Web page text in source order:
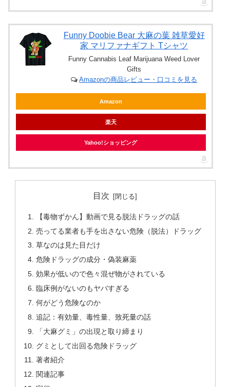
Funny Doobie Bear 大麻の葉 雑草愛好
家 マリファナギフト Tシャツ
Funny Cannabis Leaf Marijuana Weed Lover
Gifts
Amazonの商品レビュー・口コミを見る
Amazon
楽天
Yahoo!ショッピング
目次
【毒物ずかん】動画で見る脱法ドラッグの話
売ってる業者も手を出さない危険（脱法）ドラッグ
草なのは見た目だけ
危険ドラッグの成分・偽装麻薬
効果が低いので色々混ぜ物がされている
臨床例がないのもヤバすぎる
何がどう危険なのか
追記：有効量、毒性量、致死量の話
「大麻グミ」の出現と取り締まり
グミとして出回る危険ドラッグ
著者紹介
関連記事